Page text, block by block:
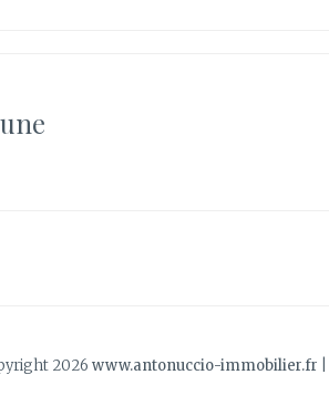
2026 www.antonuccio-immobilier.fr